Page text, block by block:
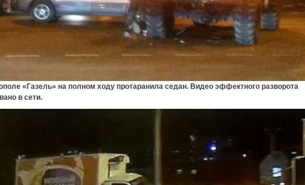
«Газель» на полном ходу протаранила седан. Видео эффектного разворота
в сети.